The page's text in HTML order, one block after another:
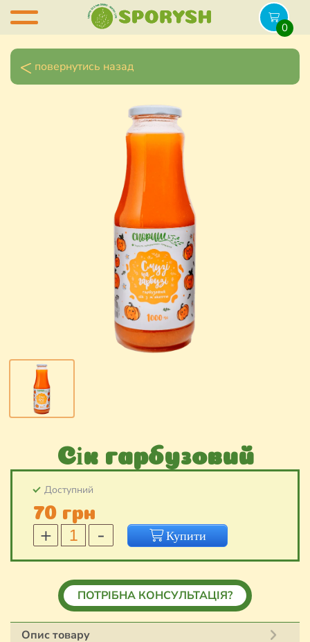
0
повернутись назад
Cік гарбузовий
Доступний
70 грн
Cік
гарбузовий
кількість
Купити
ПОТРІБНА КОНСУЛЬТАЦІЯ?
Опис товару